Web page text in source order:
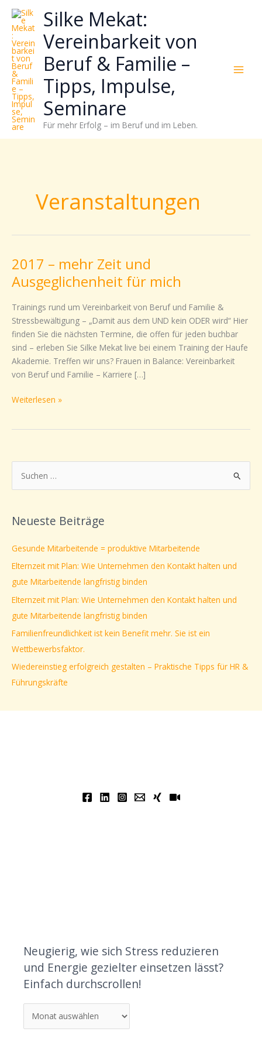
Zum
Inhalt
springen
Silke Mekat:
Vereinbarkeit von
Beruf & Familie –
Tipps, Impulse,
Seminare
Für mehr Erfolg – im Beruf und im Leben.
Veranstaltungen
2017 – mehr Zeit und
Ausgeglichenheit für mich
Trainings rund um Vereinbarkeit von Beruf und Familie &
Stressbewältigung – „Damit aus dem UND kein ODER wird“ Hier
finden Sie die nächsten Termine, die offen für jeden buchbar
sind – erleben Sie Silke Mekat live bei einem Training der Haufe
Akademie. Treffen wir uns? Frauen in Balance: Vereinbarkeit
von Beruf und Familie – Karriere […]
2017
–
mehr
Zeit
und
Ausgeglichenheit
für
mich
Weiterlesen »
u
h
n
a
c
h
:
Neueste Beiträge
Gesunde Mitarbeitende = produktive Mitarbeitende
Elternzeit mit Plan: Wie Unternehmen den Kontakt halten und
gute Mitarbeitende langfristig binden
Elternzeit mit Plan: Wie Unternehmen den Kontakt halten und
gute Mitarbeitende langfristig binden
Familienfreundlichkeit ist kein Benefit mehr. Sie ist ein
Wettbewerbsfaktor.
Wiedereinstieg erfolgreich gestalten – Praktische Tipps für HR &
Führungskräfte
Neugierig, wie sich Stress reduzieren
und Energie gezielter einsetzen lässt?
Einfach durchscrollen!
wie
sich
Stress
reduzieren
Energie
gezielter
einsetzen
lässt?
Einfach